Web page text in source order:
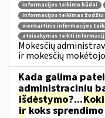
informacijos teikimo būdai
informacijos teikimas žodžiu
vienkartinis informacijos
atsisakymas teikti
Mokesčių
ir mokesčių
Kada galima
administracinių
išdėstymo?...
irkoks